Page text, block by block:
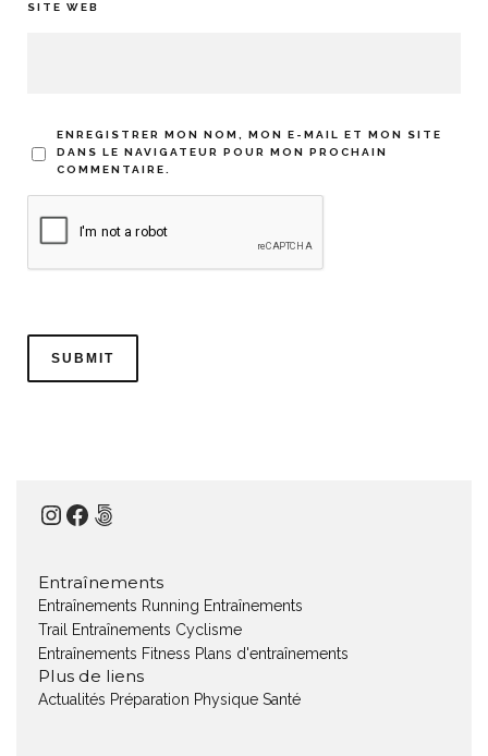
SITE WEB
ENREGISTRER MON NOM, MON E-MAIL ET MON SITE
DANS LE NAVIGATEUR POUR MON PROCHAIN
COMMENTAIRE.
Instagram
Facebook
500px
Entraînements
Entraînements Running Entraînements
Trail
Entraînements Cyclisme
Entraînements Fitness Plans d'entraînements
Plus de liens
Actualités Préparation Physique Santé